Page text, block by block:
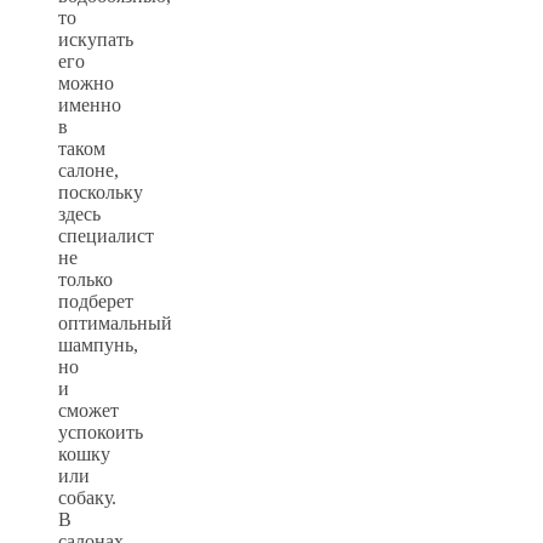
то
искупать
его
можно
именно
в
таком
салоне,
поскольку
здесь
специалист
не
только
подберет
оптимальный
шампунь,
но
и
сможет
успокоить
кошку
или
собаку.
В